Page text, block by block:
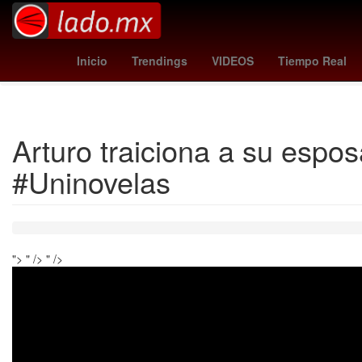
Inicio Trendings VIDEOS Tiempo Real
Argentina Denuncia 26 de marzo mallorca vs
Arturo traiciona a su
#Uninovelas
"> " /> " />